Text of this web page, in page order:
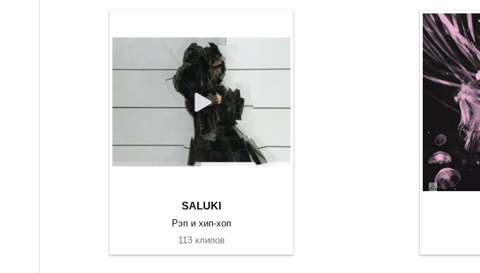
SALUKI
Рэп и хип-хоп
113 клипов